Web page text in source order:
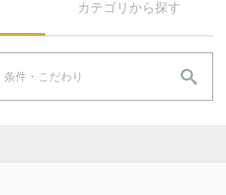
カテゴリから探す